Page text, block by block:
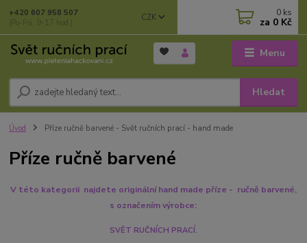
Menu
CZK
Hledat
+420 607 958 507
(Po-Pá, 9-17 hod.)
0 ks
za 0 Kč
Úvod Příze ručně barvené - Svět ručních prací - hand made
Příze ručně barvené
V této kategorii najdete originální hand made příze - ručně barvené,
s označením výrobce:
SVĚT RUČNÍCH PRACÍ.